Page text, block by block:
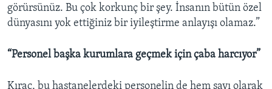
görürsünüz. Bu çok korkunç bir şey. İnsanın bütün özel
dünyasını yok ettiğiniz bir iyileştirme anlayışı olamaz.”
“Personel başka kurumlara geçmek için çaba harcıyor”
Kıraç, bu hastanelerdeki personelin de hem sayı olarak